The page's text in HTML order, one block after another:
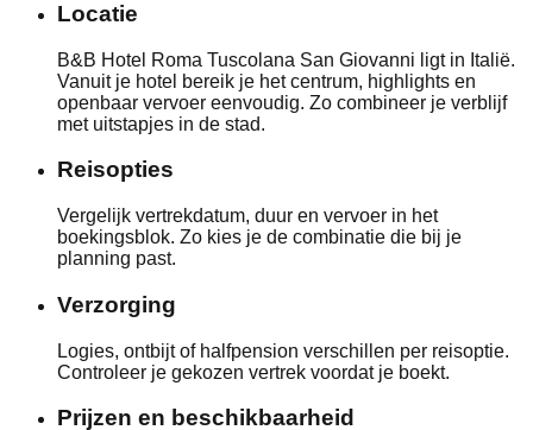
Locatie
B&B Hotel Roma Tuscolana San Giovanni ligt in Italië.
Vanuit je hotel bereik je het centrum, highlights en
openbaar vervoer eenvoudig. Zo combineer je verblijf
met uitstapjes in de stad.
Reisopties
Vergelijk vertrekdatum, duur en vervoer in het
boekingsblok. Zo kies je de combinatie die bij je
planning past.
Verzorging
Logies, ontbijt of halfpension verschillen per reisoptie.
Controleer je gekozen vertrek voordat je boekt.
Prijzen en beschikbaarheid